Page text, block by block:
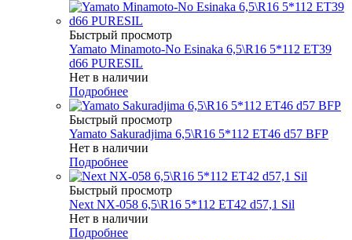
Быстрый просмотр
Yamato Minamoto-No Esinaka 6,5\R16 5*112 ET39
d66 PURESIL
Нет в наличии
Подробнее
Быстрый просмотр
Yamato Sakuradjima 6,5\R16 5*112 ET46 d57 BFP
Нет в наличии
Подробнее
Быстрый просмотр
Next NX-058 6,5\R16 5*112 ET42 d57,1 Sil
Нет в наличии
Подробнее